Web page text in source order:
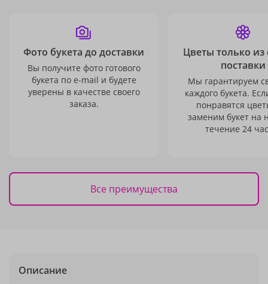
Фото букета до доставки
Вы получите фото готового
букета по e-mail и будете
уверены в качестве своего
заказа.
Цветы только из
поставки
Мы гарантируем
каждого букета.
понравятся
заменим букет на
течение 24
Все преимущества
Описание